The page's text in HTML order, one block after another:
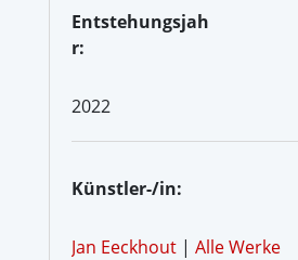
Entstehungsjah
r:
2022
Künstler-/in:
Jan Eeckhout | Alle Werke